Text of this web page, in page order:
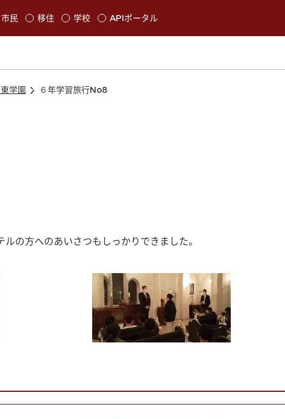
が発生します
市民 移住 学校 APIポータル
学園 ６年学習旅行No8
の方へのあいさつもしっかりできました。